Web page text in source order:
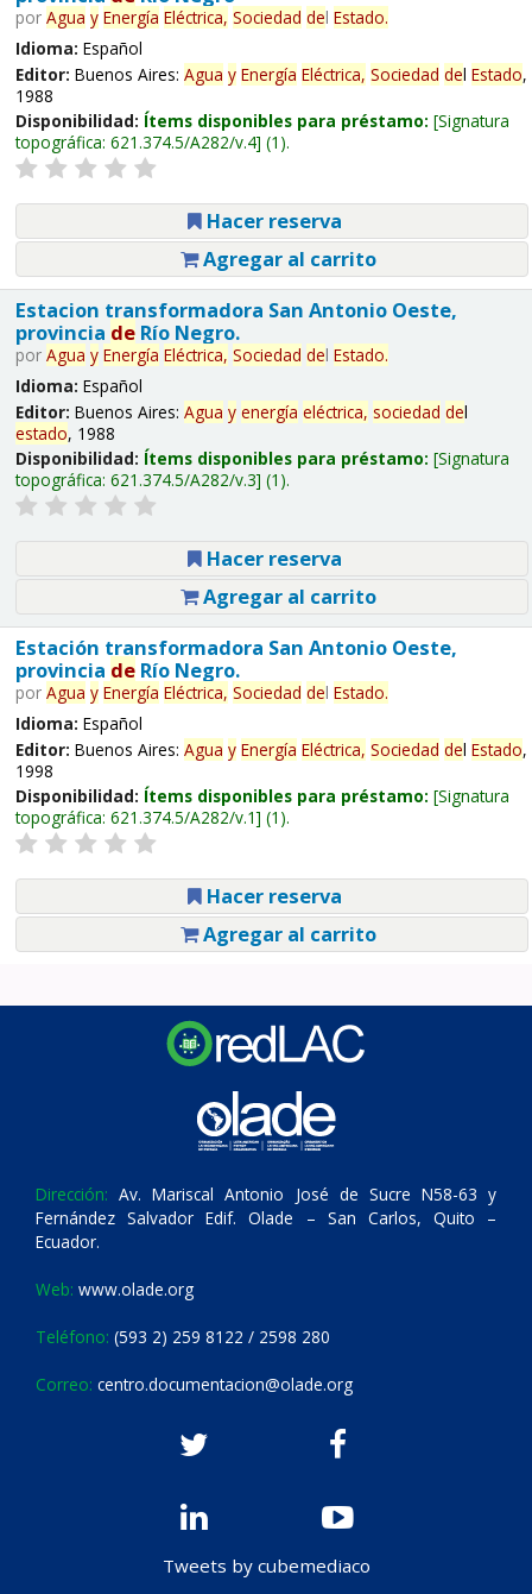
por Agua y Energía Eléctrica, Sociedad del Estado.
Idioma: Español
Editor: Buenos Aires: Agua y Energía Eléctrica, Sociedad del Estado,
1988
Disponibilidad: Ítems disponibles para préstamo: Signatura
topográfica: 621.374.5/A282/v.4 (1).
Hacer reserva
Agregar al carrito
Estacion transformadora San Antonio Oeste,
provincia deRío Negro.
por Agua y Energía Eléctrica, Sociedad del Estado.
Idioma: Español
Editor: Buenos Aires: Agua y energía eléctrica, sociedad del
estado, 1988
Disponibilidad: Ítems disponibles para préstamo: Signatura
topográfica: 621.374.5/A282/v.3 (1).
Hacer reserva
Agregar al carrito
Estación transformadora San Antonio Oeste,
provincia deRío Negro.
por Agua y Energía Eléctrica, Sociedad del Estado.
Idioma: Español
Editor: Buenos Aires: Agua y Energía Eléctrica, Sociedad del Estado,
1998
Disponibilidad: Ítems disponibles para préstamo: Signatura
topográfica: 621.374.5/A282/v.1 (1).
Hacer reserva
Agregar al carrito
Dirección: Av. Mariscal Antonio José de Sucre N58-63 y
Fernández Salvador Edif. Olade – San Carlos, Quito –
Ecuador.
Web: www.olade.org
Teléfono: (593 2) 259 8122 / 2598 280
Correo: centro.documentacion@olade.org
Tweets by cubemediaco